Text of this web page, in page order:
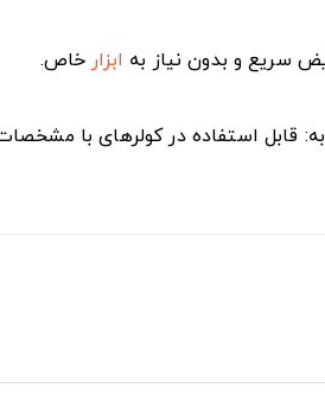
سریع و بدون نیاز به ابزار خاص.
قابل استفاده در کولرهای با